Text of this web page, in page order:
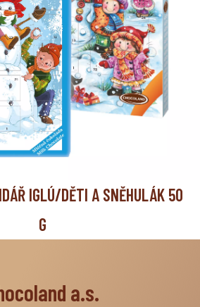
IGLÚ/DĚTI A SNĚHULÁK 50
G
a.s.